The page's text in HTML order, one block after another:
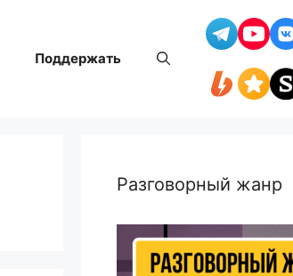
Поддержать
Разговорный жанр